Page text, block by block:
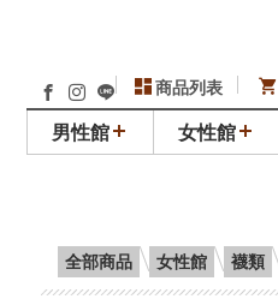
商品列表
男性館 女性館
全部商品 女性館 襪類